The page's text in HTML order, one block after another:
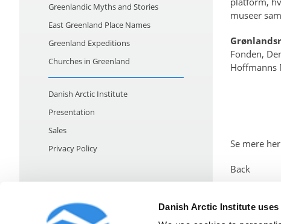
Danish Arctic Institute uses
Greenlandic Myths and Stories
East Greenland Place Names
Greenland Expeditions
Churches in Greenland
Danish Arctic Institute
Presentation
Sales
Privacy Policy
museer
Fonden,
Hoffmanns
Se mere
Back